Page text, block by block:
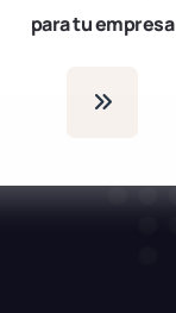
para tu empresa